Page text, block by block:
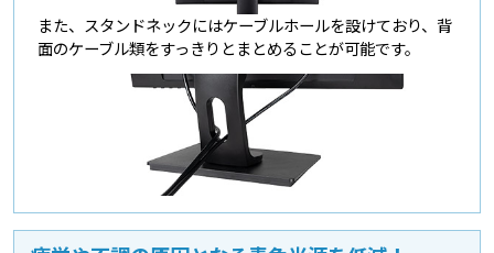
また、スタンドネックにはケーブルホールを設けており、背
面のケーブル類をすっきりとまとめることが可能です。